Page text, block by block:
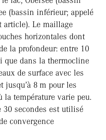
(bassin inférieur; appelé
article). Le maillage
horizontales dont
la profondeur: entre 10
que dans la thermocline
de surface avec les
jusqu’à 8 m pour les
la température varie peu.
30 secondes est utilisé
convergence